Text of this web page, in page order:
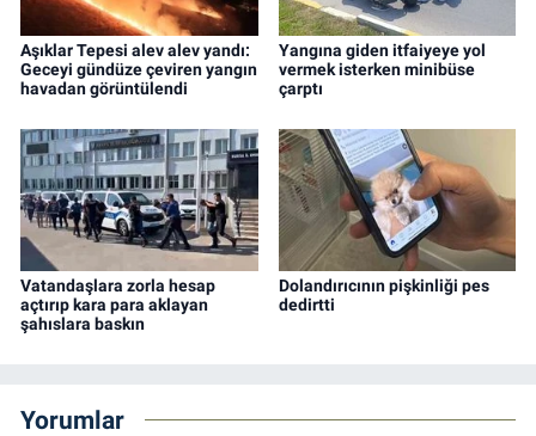
Aşıklar Tepesi alev alev yandı:
Geceyi gündüze çeviren yangın
havadan görüntülendi
Yangına giden itfaiyeye yol
vermek isterken minibüse
çarptı
Vatandaşlara zorla hesap
açtırıp kara para aklayan
şahıslara baskın
Dolandırıcının pişkinliği pes
dedirtti
Yorumlar